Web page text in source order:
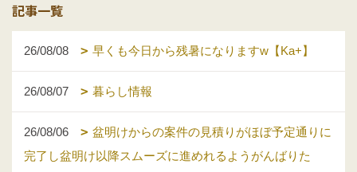
記事一覧
26/08/08 早くも今日から残暑になりますw【Ka+】
26/08/07 暮らし情報
26/08/06
盆明けからの案件の見積りがほぼ予定通りに
完了し盆明け以降スムーズに進めれるようがんばりた